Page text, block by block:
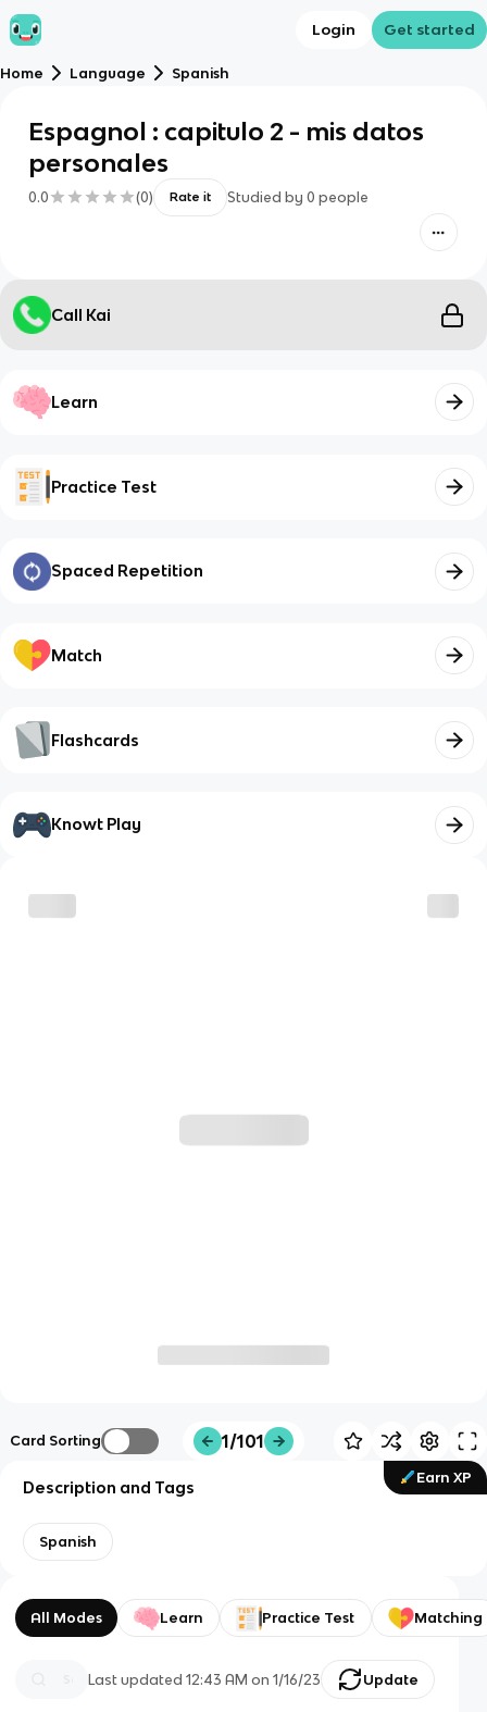
Login Get started
Home Language Spanish
Espagnol : capitulo 2 - mis datos
personales
0.0 (0) Rate it Studied by 0 people
Call Kai
Learn
Practice Test
Spaced Repetition
Match
Flashcards
Knowt Play
Card Sorting 1/101
Earn XP
Description and Tags
Spanish
All Modes Learn Practice Test Matching
Last updated12:43 AM on 1/16/23 Update